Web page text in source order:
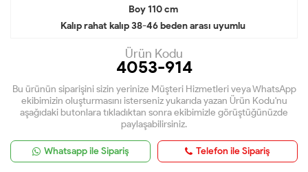
Boy 110 cm
Kalıp rahat kalıp 38-46 beden arası uyumlu
Ürün Kodu
4053-914
Bu ürünün siparişini sizin yerinize Müşteri Hizmetleri veya WhatsApp
ekibimizin oluşturmasını isterseniz yukarıda yazan Ürün Kodu'nu
aşağıdaki butonlara tıkladıktan sonra ekibimizle görüştüğünüzde
paylaşabilirsiniz.
Whatsapp ile Sipariş Telefon ile Sipariş